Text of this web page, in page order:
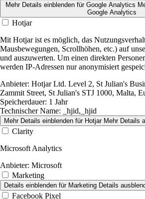
Mehr Details einblendenfür Google Analytics
Google Analytics
Hotjar
Mit Hotjar ist es möglich, das
Mausbewegungen, Scrollhöhen, etc.) auf
und auszuwerten. Um einen direkten
werden IP-Adressen nur anonymisiert
Anbieter: Hotjar Ltd. Level 2, St Julian's
Zammit Street, St Julian's STJ 1000, Malta,
Speicherdauer: 1 Jahr
Technischer Name: _hjid,_hjid
Mehr Details einblenden für Hotjar Mehr Details
Clarity
Microsoft Analytics
Anbieter: Microsoft
Marketing
Details einblenden für Marketing Details
Facebook Pixel